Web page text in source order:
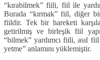
“kırabilmek” fiili, fiil ile
Burada “kırmak” fiil, diğer
fiildir. Tek bir hareketi
getirilmiş ve birleşik fiil
“bilmek” yardımcı fiili, asıl
yetme” anlamını yüklemiştir.